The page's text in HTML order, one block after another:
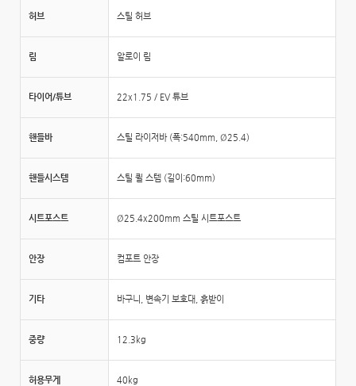
허브 스틸 허브
림 알로이 림
타이어/튜브 22x1.75 / EV 튜브
핸들바 스틸 라이저바 (폭:540mm, Ø25.4)
핸들시스템 스틸 퀼 스템 (길이:60mm)
시트포스트 Ø25.4x200mm 스틸 시트포스트
안장 컴포트 안장
기타 바구니, 변속기 보호대, 흙받이
중량 12.3kg
허용무게 40kg